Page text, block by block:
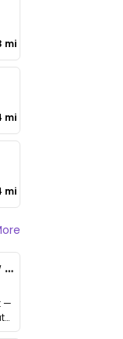
mi
mi
mi
I Couldn’t Unsee It — How Thailand Turned My Beliefs Into Action⁠
—